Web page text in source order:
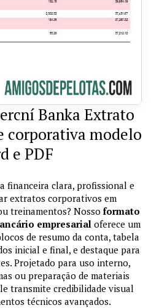
Banka Extrato
corporativa modelo
e PDF
financeira clara, profissional e
extratos corporativos em
treinamentos? Nosso formato
empresarial oferece um
de resumo da conta, tabela
inicial e final, e destaque para
Projetado para uso interno,
ou preparação de materiais
transmite credibilidade visual
técnicos avançados.